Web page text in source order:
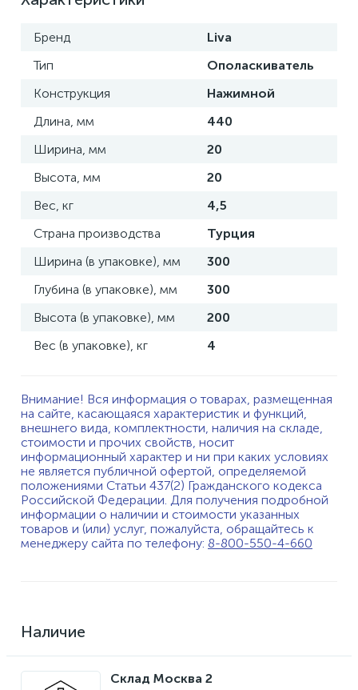
Бренд
Liva
Тип
Ополаскиватель
Конструкция
Нажимной
Длина, мм
440
Ширина, мм
20
Высота, мм
20
Вес, кг
4,5
Страна производства
Турция
Ширина (в упаковке), мм
300
Глубина (в упаковке), мм
300
Высота (в упаковке), мм
200
Вес (в упаковке), кг
4
Внимание! Вся информация о товарах, размещенная
на сайте, касающаяся характеристик и функций,
внешнего вида, комплектности, наличия на складе,
стоимости и прочих свойств, носит
информационный характер и ни при каких условиях
не является публичной офертой, определяемой
положениями Статьи 437(2) Гражданского кодекса
Российской Федерации. Для получения подробной
информации о наличии и стоимости указанных
товаров и (или) услуг, пожалуйста, обращайтесь к
менеджеру сайта по телефону: 8-800-550-4-660
Наличие
Склад Москва 2